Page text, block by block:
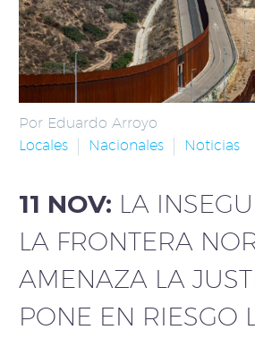
Por Eduardo Arroyo
Locales
Nacionales Noticias
11 NOV: LA
LA FRONTERA
AMENAZA LA
PONE EN RIESGO